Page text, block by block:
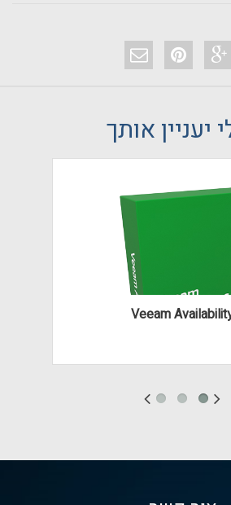
יעניין אותך
Veeam